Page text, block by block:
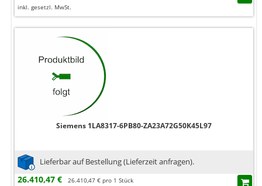
inkl. gesetzl. MwSt.
Siemens 1LA8317-6PB80-ZA23A72G50K45L97
Lieferbar auf Bestellung (Lieferzeit anfragen).
26.410,47 €
26.410,47 € pro 1 Stück